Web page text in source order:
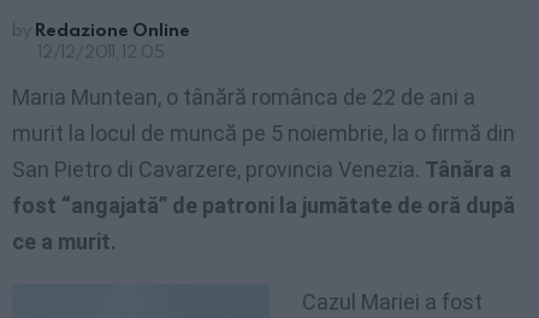
by Redazione Online
12/12/2011, 12:05
Maria Muntean, o tânără românca de 22 de ani a
murit la locul de muncă pe 5 noiembrie, la o firmă din
San Pietro di Cavarzere, provincia Venezia. Tânăra a
fost “angajată” de patroni la jumătate de oră după
ce a murit.
Cazul Mariei a fost